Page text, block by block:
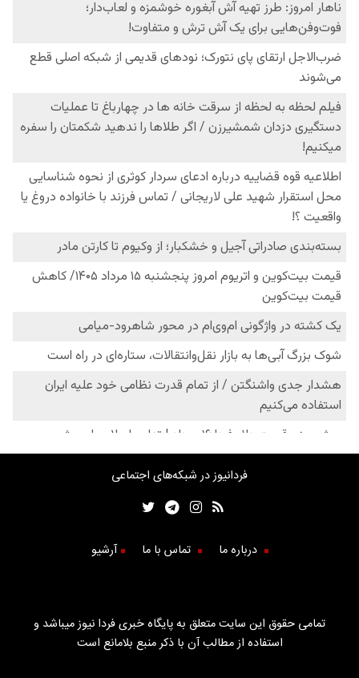
فردانیوز در شبکه‌های اجتماعی
درباره ما تماس با ما آرشیو
تمامی حقوق این سایت متعلق به پایگاه خبری فردا نیوز میباشد و
استفاده از مطالب آن با ذکر منبع بلامانع است